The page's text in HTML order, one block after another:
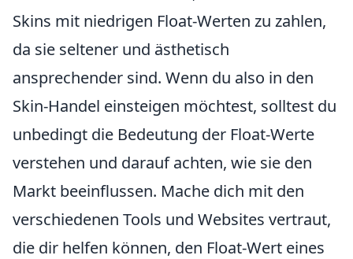
Skins mit niedrigen Float-Werten zu zahlen,
da sie seltener und ästhetisch
ansprechender sind. Wenn du also in den
Skin-Handel einsteigen möchtest, solltest du
unbedingt die Bedeutung der Float-Werte
verstehen und darauf achten, wie sie den
Markt beeinflussen. Mache dich mit den
verschiedenen Tools und Websites vertraut,
die dir helfen können, den Float-Wert eines